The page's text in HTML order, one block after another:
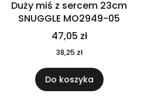
Duży miś z sercem 23cm
SNUGGLE MO2949-05
47,05 zł
38,25 zł
Do koszyka